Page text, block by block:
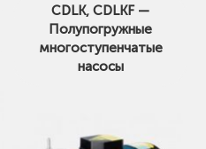
CDLK, CDLKF —
Полупогружные
многоступенчатые
насосы